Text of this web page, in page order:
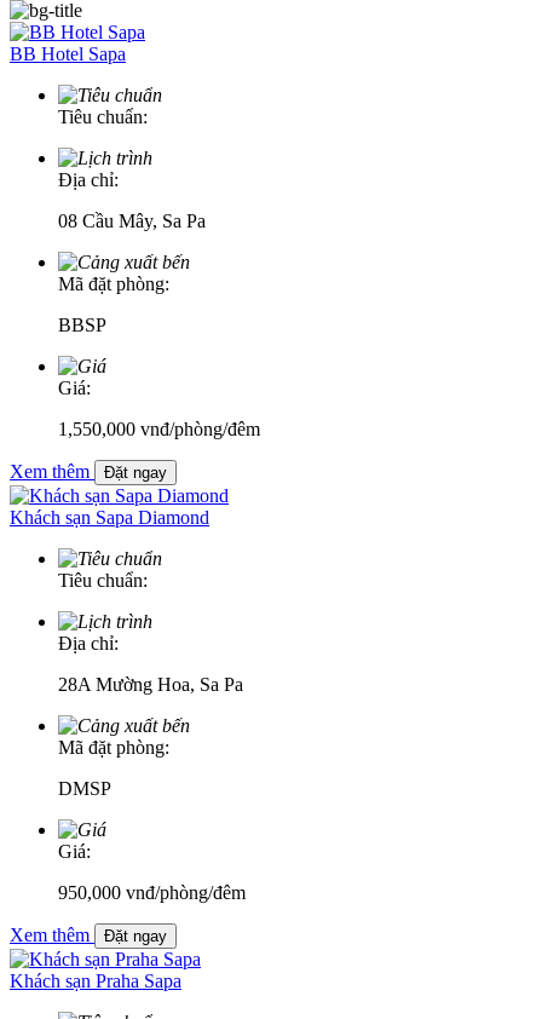
BB Hotel Sapa
Tiêu chuẩn:
Địa chỉ:
08 Cầu Mây, Sa Pa
Mã đặt phòng:
BBSP
Giá:
1,550,000 vnđ/phòng/đêm
Xem thêm Đặt ngay
Khách sạn Sapa Diamond
Tiêu chuẩn:
Địa chỉ:
28A Mường Hoa, Sa Pa
Mã đặt phòng:
DMSP
Giá:
950,000 vnđ/phòng/đêm
Xem thêm Đặt ngay
Khách sạn Praha Sapa